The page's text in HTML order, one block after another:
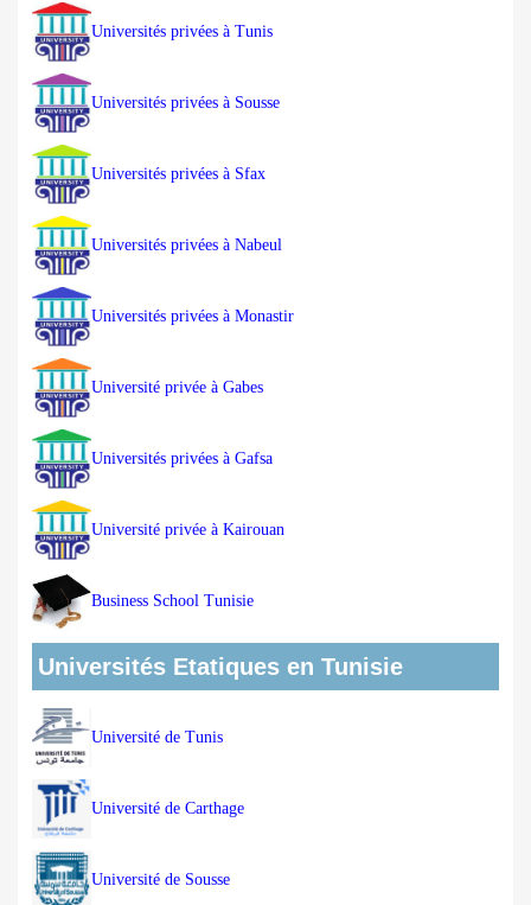
Universités privées à Tunis
Universités privées à Sousse
Universités privées à Sfax
Universités privées à Nabeul
Universités privées à Monastir
Université privée à Gabes
Universités privées à Gafsa
Université privée à Kairouan
Business School Tunisie
Universités Etatiques en Tunisie
Université de Tunis
Université de Carthage
Université de Sousse